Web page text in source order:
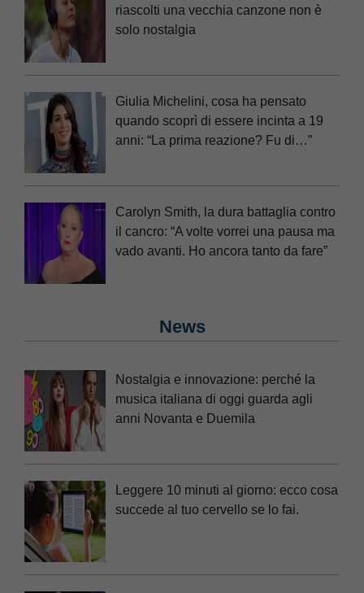
riascolti una vecchia canzone non è
solo nostalgia
Giulia Michelini, cosa ha pensato
quando scoprì di essere incinta a 19
anni: “La prima reazione? Fu di…”
Carolyn Smith, la dura battaglia contro
il cancro: “A volte vorrei una pausa ma
vado avanti. Ho ancora tanto da fare”
News
Nostalgia e innovazione: perché la
musica italiana di oggi guarda agli
anni Novanta e Duemila
Leggere 10 minuti al giorno: ecco cosa
succede al tuo cervello se lo fai.